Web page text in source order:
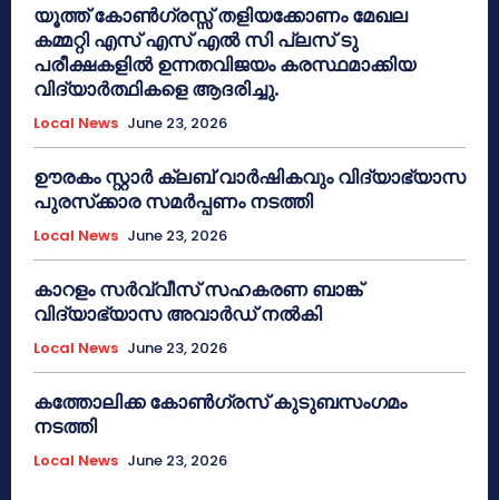
യൂത്ത് കോൺഗ്രസ്സ് തളിയക്കോണം മേഖല
കമ്മറ്റി എസ് എസ് എൽ സി പ്ലസ് ടു
പരീക്ഷകളിൽ ഉന്നതവിജയം കരസ്ഥമാക്കിയ
വിദ്യാർത്ഥികളെ ആദരിച്ചു.
Local News June 23, 2026
ഊരകം സ്റ്റാർ ക്ലബ് വാർഷികവും വിദ്യാഭ്യാസ
പുരസ്‌ക്കാര സമർപ്പണം നടത്തി
Local News June 23, 2026
കാറളം സർവ്വീസ് സഹകരണ ബാങ്ക്
വിദ്യാഭ്യാസ അവാർഡ് നൽകി
Local News June 23, 2026
കത്തോലിക്ക കോൺഗ്രസ് കുടുബസംഗമം
നടത്തി
Local News June 23, 2026